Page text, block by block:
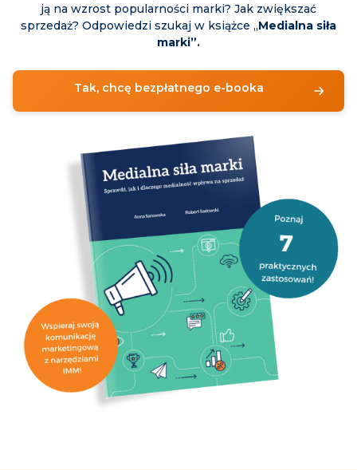
ją na wzrost popularności marki? Jak zwiększać
sprzedaż? Odpowiedzi szukaj w książce „Medialna siła
marki”.
Tak, chcę bezpłatnego e-booka